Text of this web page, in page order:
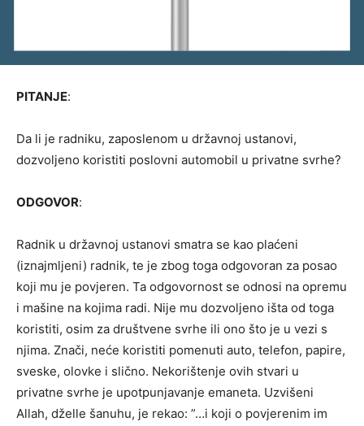
PITANJE:
Da li je radniku, zaposlenom u državnoj ustanovi,
dozvoljeno koristiti poslovni automobil u privatne svrhe?
ODGOVOR:
Radnik u državnoj ustanovi smatra se kao plaćeni
(iznajmljeni) radnik, te je zbog toga odgovoran za posao
koji mu je povjeren. Ta odgovornost se odnosi na opremu
i mašine na kojima radi. Nije mu dozvoljeno išta od toga
koristiti, osim za društvene svrhe ili ono što je u vezi s
njima. Znači, neće koristiti pomenuti auto, telefon, papire,
sveske, olovke i slično. Nekorištenje ovih stvari u
privatne svrhe je upotpunjavanje emaneta. Uzvišeni
Allah, dželle šanuhu, je rekao: ”…i koji o povjerenim im